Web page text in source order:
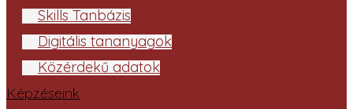
Skills Tanbázis
Digitális tananyagok
Közérdekű adatok
Képzéseink